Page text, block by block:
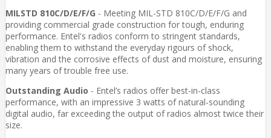
MILSTD 810C/D/E/F/G - Meeting MIL-STD 810C/D/E/F/G and
providing commercial grade construction for tough, enduring
performance. Entel's radios conform to stringent standards,
enabling them to withstand the everyday rigours of shock,
vibration and the corrosive effects of dust and moisture, ensuring
many years of trouble free use.
Outstanding Audio - Entel’s radios offer best-in-class
performance, with an impressive 3 watts of natural-sounding
digital audio, far exceeding the output of radios almost twice their
size.